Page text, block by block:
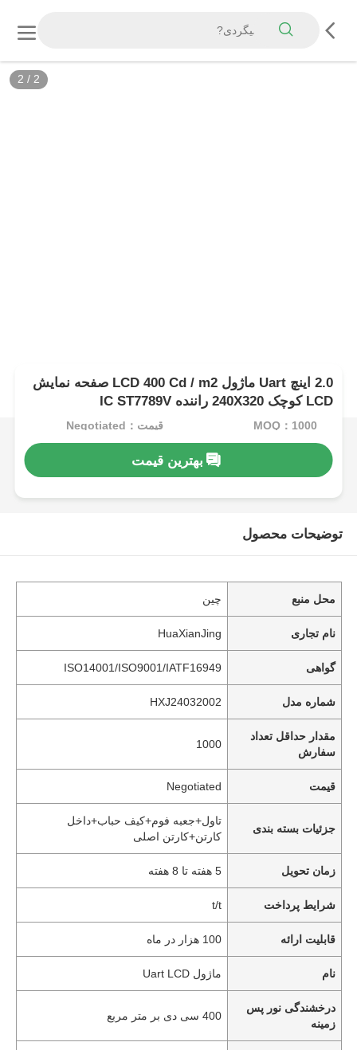
2
/
2
2.0 اینچ Uart ماژول LCD 400 Cd / m2 صفحه نمایش
LCD کوچک 240X320 راننده IC ST7789V
MOQ：1000 قیمت：Negotiated
بهترین قیمت
توضیحات محصول
محل منبع چین
نام تجاری HuaXianJing
گواهی ISO14001/ISO9001/IATF16949
شماره مدل HXJ24032002
مقدار حداقل تعداد
سفارش
1000
قیمت Negotiated
جزئیات بسته بندی
تاول+جعبه فوم+کیف حباب+داخل
کارتن+کارتن اصلی
زمان تحویل 5 هفته تا 8 هفته
شرایط پرداخت t/t
قابلیت ارائه 100 هزار در ماه
نام ماژول Uart LCD
درخشندگی نور پس
زمینه
400 سی دی بر متر مربع